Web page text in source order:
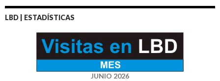
LBD | ESTADÍSTICAS
JUNIO 2026